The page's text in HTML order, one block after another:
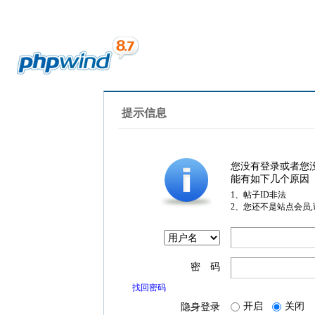
提示信息
您没有登录或者您
能有如下几个原因
1、帖子ID非法
2、您还不是站点会员
密 码
找回密码
隐身登录 开启 关闭